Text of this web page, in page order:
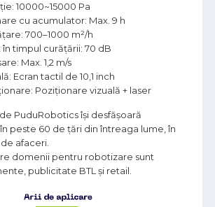
10000~15000 Pa
cu acumulator: Max. 9 h
700–1000 m²/h
timpul curățării: 70 dB
Max. 1,2 m/s
Ecran tactil de 10,1 inch
Poziționare vizuală + laser
PuduRobotics își desfășoară
peste 60 de țări din întreaga lume, în
afaceri.
domenii pentru robotizare sunt
publicitate BTL și retail.